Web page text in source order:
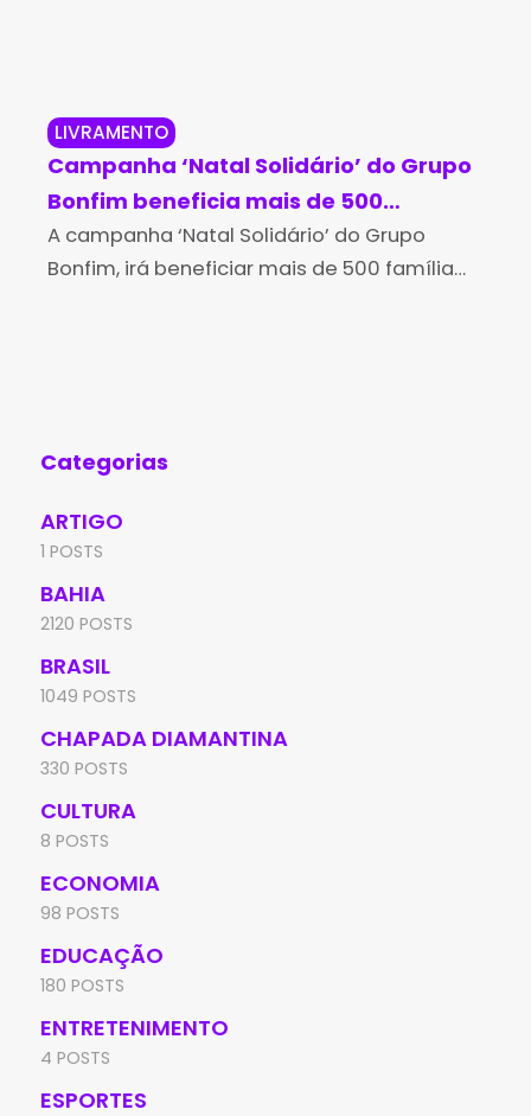
LIVRAMENTO
Campanha ‘Natal Solidário’ do Grupo
Bonfim beneficia mais de 500
famílias carentes em Dom Basílio e
Livramento de Nossa Senhora
A campanha ‘Natal Solidário’ do Grupo
Bonfim, irá beneficiar mais de 500 famílias
Categorias
ARTIGO
1 POSTS
BAHIA
2120 POSTS
BRASIL
1049 POSTS
CHAPADA DIAMANTINA
330 POSTS
CULTURA
8 POSTS
ECONOMIA
98 POSTS
EDUCAÇÃO
180 POSTS
ENTRETENIMENTO
4 POSTS
ESPORTES